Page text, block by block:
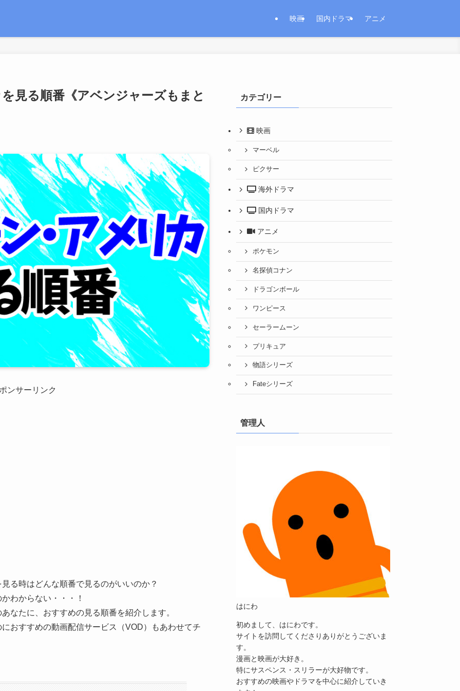
映画 国内ドラマ アニメ
見る順番《アベンジャーズもまと
ンサーリンク
る時はどんな順番で見るのがいいのか？
わからない・・・！
なたに、おすすめの見る順番を紹介します。
おすすめの動画配信サービス（VOD）もあわせてチ
カテゴリー
映画
マーベル
ピクサー
海外ドラマ
国内ドラマ
アニメ
ポケモン
名探偵コナン
ドラゴンボール
ワンピース
セーラームーン
プリキュア
物語シリーズ
Fateシリーズ
管理人
はにわ
初めまして、はにわです。
サイトを訪問してくださりありがとうございま
す。
漫画と映画が大好き。
特にサスペンス・スリラーが大好物です。
おすすめの映画やドラマを中心に紹介していき